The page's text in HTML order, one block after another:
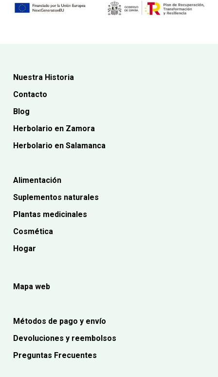
Nuestra Historia
Contacto
Blog
Herbolario en Zamora
Herbolario en Salamanca
Alimentación
Suplementos naturales
Plantas medicinales
Cosmética
Hogar
Mapa web
Métodos de pago y envío
Devoluciones y reembolsos
Preguntas Frecuentes